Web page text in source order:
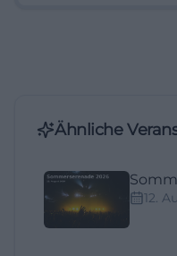
Ähnliche
12.